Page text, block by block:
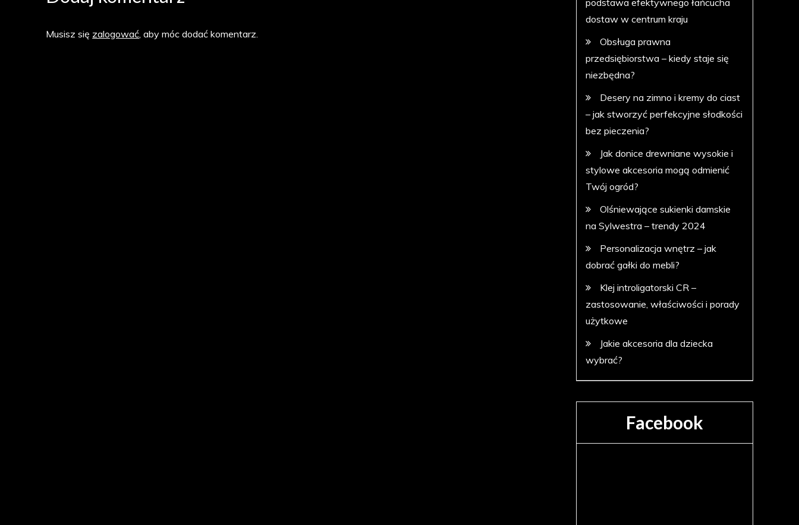
Musisz się zalogować, aby móc dodać komentarz.
podstawa efektywnego łańcucha
dostaw w centrum kraju
Obsługa prawna
przedsiębiorstwa – kiedy staje się
niezbędna?
Desery na zimno i kremy do ciast
– jak stworzyć perfekcyjne słodkości
bez pieczenia?
Jak donice drewniane wysokie i
stylowe akcesoria mogą odmienić
Twój ogród?
Olśniewające sukienki damskie
na Sylwestra – trendy 2024
Personalizacja wnętrz – jak
dobrać gałki do mebli?
Klej introligatorski CR –
zastosowanie, właściwości i porady
użytkowe
Jakie akcesoria dla dziecka
wybrać?
Facebook